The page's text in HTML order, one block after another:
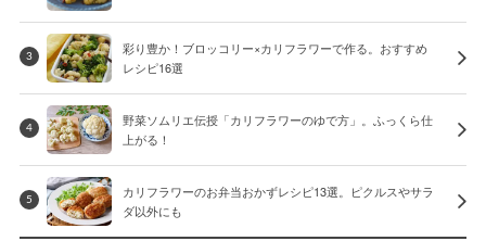
3
彩り豊か！ブロッコリー×カリフラワーで作る。おすすめ
レシピ16選
4
野菜ソムリエ伝授「カリフラワーのゆで方」。ふっくら仕
上がる！
5
カリフラワーのお弁当おかずレシピ13選。ピクルスやサラ
ダ以外にも